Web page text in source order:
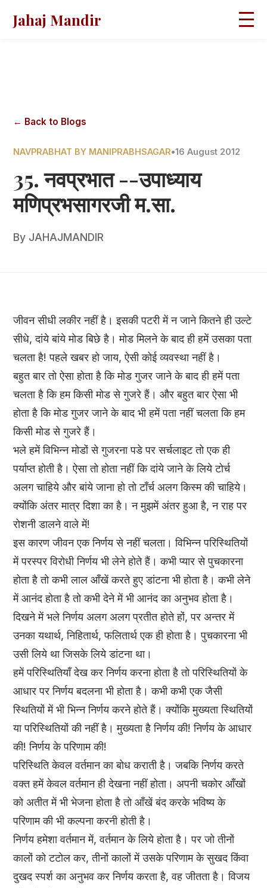
Jahaj Mandir
← Back to Blogs
NAVPRABHAT BY MANIPRABHSAGAR•16 August 2012
35. नवप्रभात --उपाध्याय
मणिप्रभसागरजी म.सा.
By JAHAJMANDIR
जीवन सीधी लकीर नहीं है। इसकी पटरी में न जाने कितने ही उल्टे
सीधे, दांये बांये मोड बिछे है। मोड मिलने के बाद ही हमें उसका पता
चलता है! पहले खबर हो जाय, ऐसी कोई व्यवस्था नहीं है।
बहुत बार तो ऐसा होता है कि मोड गुजर जाने के बाद ही हमें पता
चलता है कि हम किसी मोड से गुजरे हैं। और बहुत बार ऐसा भी
होता है कि मोड गुजर जाने के बाद भी हमें पता नहीं चलता कि हम
किसी मोड से गुजरे हैं।
भले हमें विभिन्न मोडों से गुजरना पडे पर सर्चलाइट तो एक ही
पर्याप्त होती है। ऐसा तो होता नहीं कि दांये जाने के लिये टोर्च
अलग चाहिये और बांये जाना हो तो टाँर्च अलग किस्म की चाहिये।
क्योंकि अंतर मात्र दिशा का है। न मुझमें अंतर हुआ है, न राह पर
रोशनी डालने वाले में!
इस कारण जीवन एक निर्णय से नहीं चलता। विभिन्न परिस्थितियों
में परस्पर विरोधी निर्णय भी लेने होते हैं। कभी प्यार से पुचकारना
होता है तो कभी लाल आँखें करते हुए डांटना भी होता है। कभी लेने
में आनंद होता है तो कभी देने में भी आनंद का अनुभव होता है।
दिखने में भले निर्णय अलग अलग प्रतीत होते हों, पर अन्तर में
उनका यथार्थ, निहितार्थ, फलितार्थ एक ही होता है। पुचकारना भी
उसी लिये था जिसके लिये डांटना था।
हमें परिस्थितियाँ देख कर निर्णय करना होता है तो परिस्थितियों के
आधार पर निर्णय बदलना भी होता है। कभी कभी एक जैसी
स्थितियों में भी भिन्न निर्णय करने होते हैं। क्योंकि मुख्यता स्थितियों
या परिस्थितियों की नहीं है। मुख्यता है निर्णय की! निर्णय के आधार
की! निर्णय के परिणाम की!
परिस्थिति केवल वर्तमान का बोध कराती है। जबकि निर्णय करते
वक्त हमें केवल वर्तमान ही देखना नहीं होता। अपनी चकोर आँखों
को अतीत में भी भेजना होता है तो आँखें बंद करके भविष्य के
परिणाम की भी कल्पना करनी होती है।
निर्णय हमेशा वर्तमान में, वर्तमान के लिये होता है। पर जो तीनों
कालों को टटोल कर, तीनों कालों में उसके परिणाम के सुखद किंवा
दुखद स्पर्श का अनुभव कर निर्णय करता है, वह जीतता है। विजय